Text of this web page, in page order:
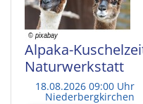
Alpaka-
Naturwerkstatt
18.08.2026 09:00 Uhr
Niederbergkirchen